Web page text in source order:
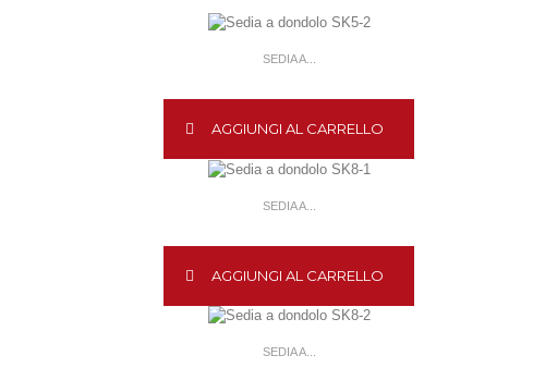
SEDIA A...
AGGIUNGI AL CARRELLO
SEDIA A...
AGGIUNGI AL CARRELLO
SEDIA A...